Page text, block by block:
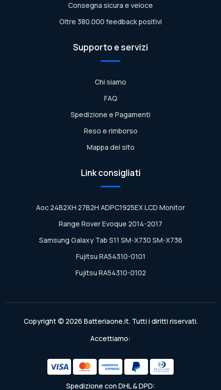
Consegna sicura e veloce
Oltre 380.000 feedback positivi
Supporto e servizi
Chi siamo
FAQ
Spedizione e Pagamenti
Reso e rimborso
Mappa del sito
Link consigliati
Aoc 24B2XH 27B2H ADPC1925EX LCD Monitor
Range Rover Evoque 2014-2017
Samsung Galaxy Tab S11 SM-X730 SM-X736
Fujitsu RA54310-0101
Fujitsu RA54310-0102
Copyright © 2026 Batteriaone.it. Tutti i diritti riservati.
Accettiamo:
Spedizione con DHL & DPD: